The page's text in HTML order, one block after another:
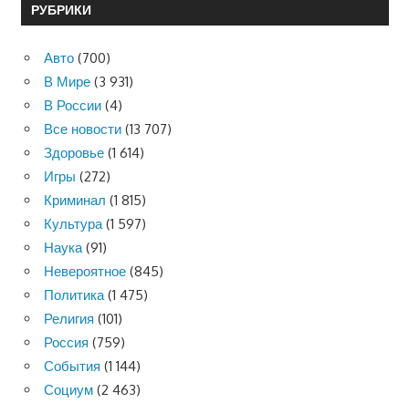
РУБРИКИ
Авто (700)
В Мире (3 931)
В России (4)
Все новости (13 707)
Здоровье (1 614)
Игры (272)
Криминал (1 815)
Культура(1 597)
Наука(91)
Невероятное (845)
Политика(1 475)
Религия (101)
Россия (759)
События (1 144)
Социум (2 463)